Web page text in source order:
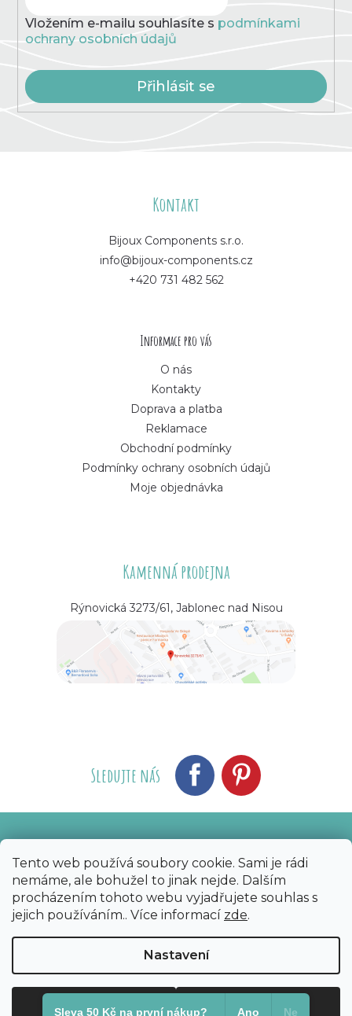
Tento web používá soubory cookie. Sami je rádi
nemáme, ale bohužel to jinak nejde. Dalším
procházením tohoto webu vyjadřujete souhlas s
jejich používáním.. Více informací zde.
Nastavení
Odmítnout Souhlasím
Vložením e-mailu souhlasíte s podmínkami
ochrany osobních údajů
Přihlásit se
Kontakt
Bijoux Components s.r.o.
info@bijoux-components.cz
+420 731 482 562
Informace pro vás
O nás
Kontakty
Doprava a platba
Reklamace
Obchodní podmínky
Podmínky ochrany osobních údajů
Moje objednávka
Kamenná prodejna
Rýnovická 3273/61, Jablonec nad Nisou
Sledujte nás
Copyright 2026 Bijoux Components - Svět
korálků. Všechna práva vyhrazena.
Sleva 50 Kč na první nákup?​ Ano Ne